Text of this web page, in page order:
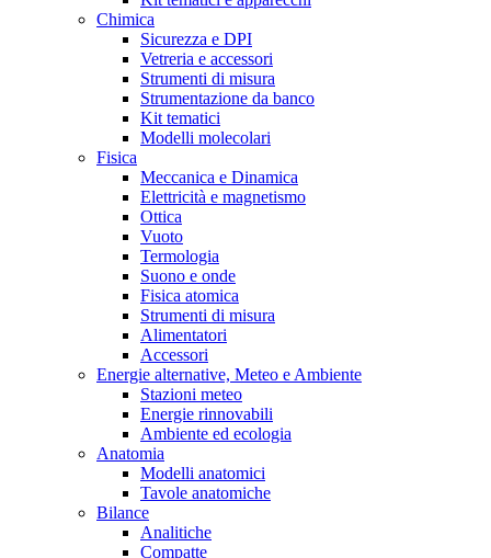
Chimica
Sicurezza e DPI
Vetreria e accessori
Strumenti di misura
Strumentazione da banco
Kit tematici
Modelli molecolari
Fisica
Meccanica e Dinamica
Elettricità e magnetismo
Ottica
Vuoto
Termologia
Suono e onde
Fisica atomica
Strumenti di misura
Alimentatori
Accessori
Energie alternative, Meteo e Ambiente
Stazioni meteo
Energie rinnovabili
Ambiente ed ecologia
Anatomia
Modelli anatomici
Tavole anatomiche
Bilance
Analitiche
Compatte